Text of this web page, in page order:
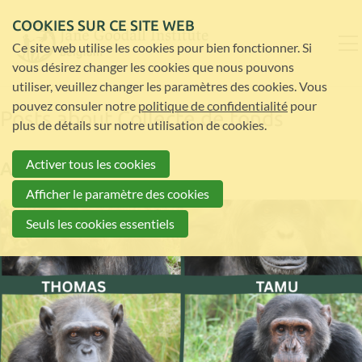
Posts about Collecte de fonds
Actualités
COOKIES SUR CE SITE WEB
Ce site web utilise les cookies pour bien fonctionner. Si
vous désirez changer les cookies que nous pouvons
utiliser, veuillez changer les paramètres des cookies. Vous
pouvez consuler notre politique de confidentialité pour
plus de détails sur notre utilisation de cookies.
Activer tous les cookies
Afficher le paramètre des cookies
Seuls les cookies essentiels